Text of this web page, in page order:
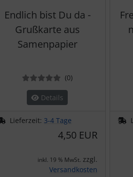
Endlich bist Du da -
Grußkarte aus
Samenpapier
(0Bewertungen
)
Details
Lieferzeit: 3-4 Tage
4,50 EUR
inkl. 19 % MwSt. zzgl.
Versandkosten